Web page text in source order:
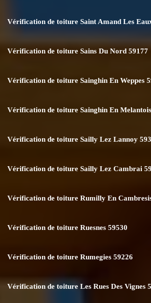
Vérification de toiture Saint Amand Les
Vérification de toiture Sains Du Nord 59177
Vérification de toiture Sainghin En Weppes
Vérification de toiture Sainghin En
Vérification de toiture Sailly Lez Lannoy
Vérification de toiture Sailly Lez Cambrai
Vérification de toiture Rumilly En
Vérification de toiture Ruesnes 59530
Vérification de toiture Rumegies 59226
Vérification de toiture Les Rues Des Vignes